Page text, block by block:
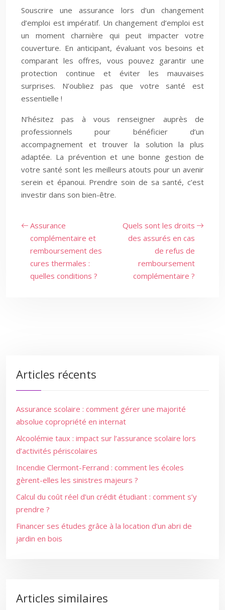
Souscrire une assurance lors d’un changement
d’emploi est impératif. Un changement d’emploi est
un moment charnière qui peut impacter votre
couverture. En anticipant, évaluant vos besoins et
comparant les offres, vous pouvez garantir une
protection continue et éviter les mauvaises
surprises. N’oubliez pas que votre santé est
essentielle !
N’hésitez pas à vous renseigner auprès de
professionnels pour bénéficier d’un
accompagnement et trouver la solution la plus
adaptée. La prévention et une bonne gestion de
votre santé sont les meilleurs atouts pour un avenir
serein et épanoui. Prendre soin de sa santé, c’est
investir dans son bien-être.
Assurance
complémentaire et
remboursement des
cures thermales :
quelles conditions ?
Quels sont les droits
des assurés en cas
de refus de
remboursement
complémentaire ?
Articles récents
Assurance scolaire : comment gérer une majorité
absolue copropriété en internat
Alcoolémie taux : impact sur l’assurance scolaire lors
d’activités périscolaires
Incendie Clermont-Ferrand : comment les écoles
gèrent-elles les sinistres majeurs ?
Calcul du coût réel d’un crédit étudiant : comment s’y
prendre ?
Financer ses études grâce à la location d’un abri de
jardin en bois
Articles similaires